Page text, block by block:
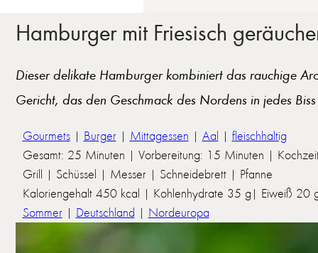
Hamburger mit Friesisch
Dieser delikate Hamburger kombiniert das rauchige
Gericht, das den Geschmack des Nordens in jedes
Gourmets| Burger| Mittagessen | Aal | fleischhaltig
Gesamt: 25 Minuten | Vorbereitung: 15 Minuten |
Grill | Schüssel | Messer | Schneidebrett | Pfanne
Kaloriengehalt 450 kcal | Kohlenhydrate 35 g| Eiweiß 20
Sommer| Deutschland | Nordeuropa